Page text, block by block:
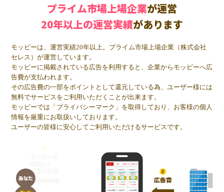
プライム市場上場企業が運営
20年以上の運営実績があります
モッピーは、運営実績20年以上。プライム市場上場企業（株式会社
セレス）が運営しています。
モッピーに掲載されている広告を利用すると、企業からモッピーへ広
告費が支払われます。
その広告費の一部をポイントとして還元している為、ユーザー様には
無料でサービスをご利用いただくことが出来ます。
モッピーでは「プライバシーマーク」を取得しており、お客様の個人
情報を厳重にお取扱いしております。
ユーザーの皆様に安心してご利用いただけるサービスです。